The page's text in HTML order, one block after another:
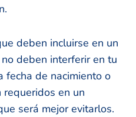
deben incluirse en un
deben interferir en tu
fecha de nacimiento o
en un
será mejor evitarlos.